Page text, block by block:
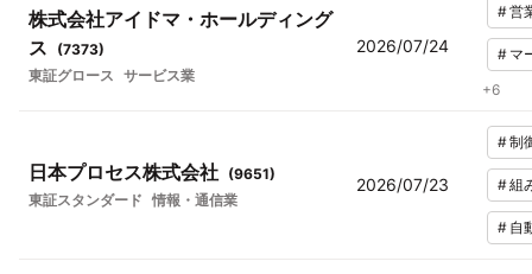
株式会社アイドマ・ホールディング
ス
(7373)
東証グロース サービス業
2026/07/24
#営
# マ
+6
日本プロセス株式会社 (9651)
東証スタンダード 情報・通信業
2026/07/23
#制
#組
# 自